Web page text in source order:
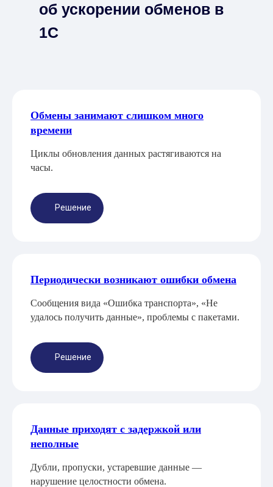
об ускорении обменов в
1С
Обмены занимают слишком много
времени
Циклы обновления данных растягиваются на
часы.
Решение
Периодически возникают ошибки обмена
Сообщения вида «Ошибка транспорта», «Не
удалось получить данные», проблемы с пакетами.
Решение
Данные приходят с задержкой или
неполные
Дубли, пропуски, устаревшие данные —
нарушение целостности обмена.